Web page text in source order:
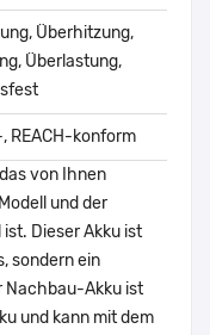
Überhitzung,
Überlastung,
REACH-konform
von Ihnen
und der
Dieser Akku ist
sondern ein
Nachbau-Akku ist
und kann mit dem